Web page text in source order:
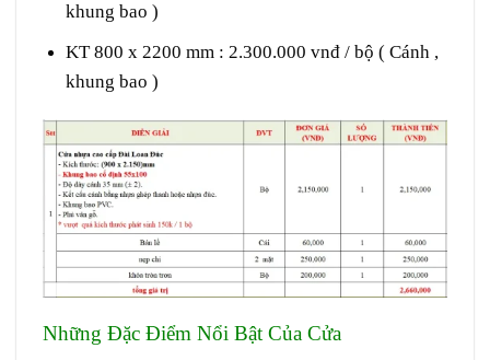
khung bao )
KT 800 x 2200 mm : 2.300.000 vnđ / bộ ( Cánh ,
khung bao )
Những Đặc Điểm Nổi Bật Của Cửa